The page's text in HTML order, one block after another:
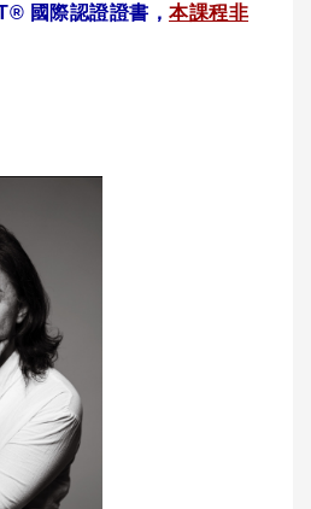
國際認證證書， 本課程非